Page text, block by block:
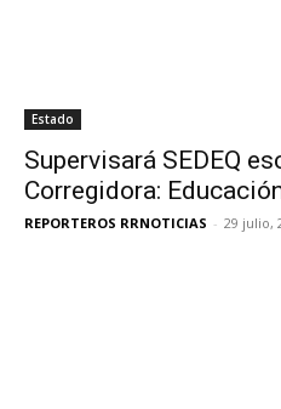
Estado
Supervisará SEDEQ
Corregidora:
REPORTEROS RRNOTICIAS - 29 julio,